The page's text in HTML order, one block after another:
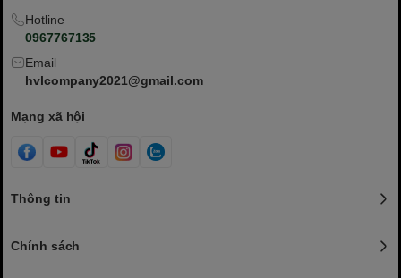
Hotline
0967767135
Email
hvlcompany2021@gmail.com
Mạng xã hội
Thông tin
Chính sách